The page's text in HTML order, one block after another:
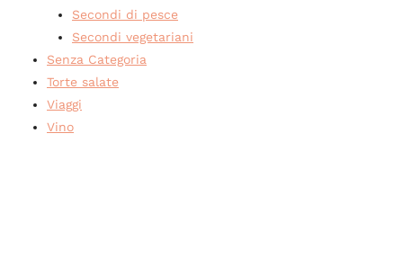
Secondi di pesce
Secondi vegetariani
Senza Categoria
Torte salate
Viaggi
Vino